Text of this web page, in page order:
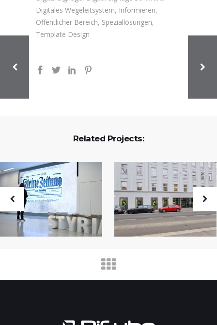
Digitales Wegeleitsystem, Informieren,
Öffentlicher Bereich, Speziallösungen,
Template Design
Related Projects: